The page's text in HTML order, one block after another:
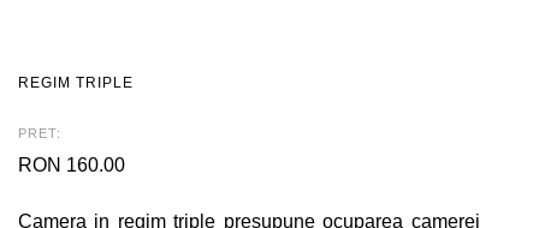
REGIM TRIPLE
PRET:
RON 160.00
Camera in regim triple presupune ocuparea camerei